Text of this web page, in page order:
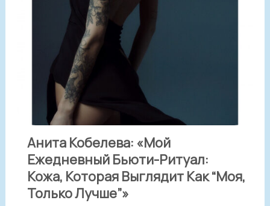
Анита Кобелева: «Мой
Ежедневный Бьюти-Ритуал:
Кожа, Которая Выглядит Как “моя,
Только Лучше”»